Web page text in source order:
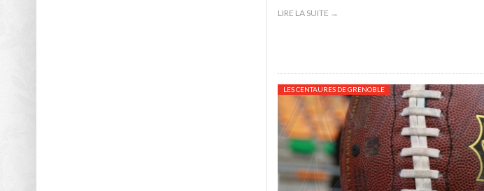
LIRE LA SUITE →
LES CENTAURES DE GRENOBLE